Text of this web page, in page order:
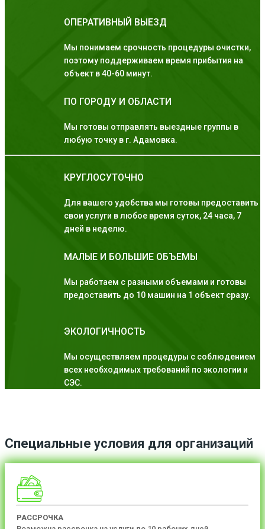
ОПЕРАТИВНЫЙ ВЫЕЗД
Мы понимаем срочность процедуры очистки,
поэтому поддерживаем время прибытия на
объект в 40-60 минут.
ПО ГОРОДУ И ОБЛАСТИ
Мы готовы отправлять выездные группы в
любую точку в г. Адамовка.
КРУГЛОСУТОЧНО
Для вашего удобства мы готовы предоставить
свои услуги в любое время суток, 24 часа, 7
дней в неделю.
МАЛЫЕ И БОЛЬШИЕ ОБЪЕМЫ
Мы работаем с разными объемами и готовы
предоставить до 10 машин на 1 объект сразу.
ЭКОЛОГИЧНОСТЬ
Мы осуществляем процедуры с соблюдением
всех необходимых требований по экологии и
СЭС.
Специальные условия для организаций
РАССРОЧКА